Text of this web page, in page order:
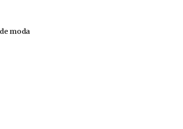
moda